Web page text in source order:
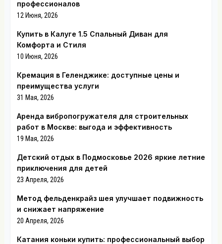
профессионалов
12 Июня, 2026
Купить в Калуге 1.5 Спальный Диван для
Комфорта и Стиля
10 Июня, 2026
Кремация в Геленджике: доступные цены и
преимущества услуги
31 Мая, 2026
Аренда вибропогружателя для строительных
работ в Москве: выгода и эффективность
19 Мая, 2026
Детский отдых в Подмосковье 2026 яркие летние
приключения для детей
23 Апреля, 2026
Метод фельденкрайз шея улучшает подвижность
и снижает напряжение
20 Апреля, 2026
Катания коньки купить: профессиональный выбор